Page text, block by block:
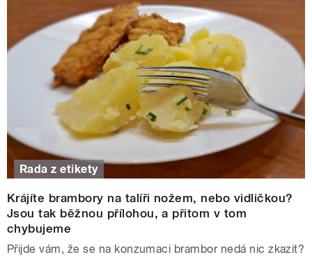
Rada z etikety
Krájíte brambory na talíři nožem, nebo vidličkou?
Jsou tak běžnou přílohou, a přitom v tom
chybujeme
Přijde vám, že se na konzumaci brambor nedá nic zkazit?